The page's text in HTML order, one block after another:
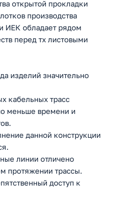
открытой прокладки
производства
ИЕК обладает рядом
перед тх листовыми
изделий значительно
кабельных трасс
меньше времени и
данной конструкции
линии отличено
протяжении трассы.
доступ к